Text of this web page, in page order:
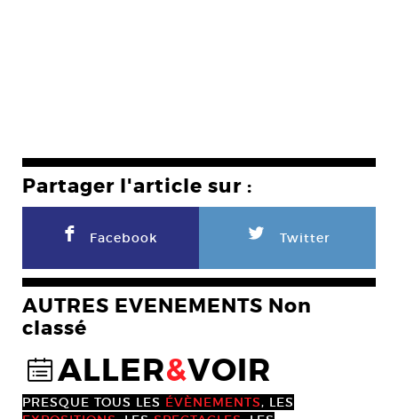
Partager l'article sur :
F Facebook L Twitter
AUTRES EVENEMENTS Non
classé
@ALLER&VOIR
PRESQUE TOUS LES ÉVÈNEMENTS, LES